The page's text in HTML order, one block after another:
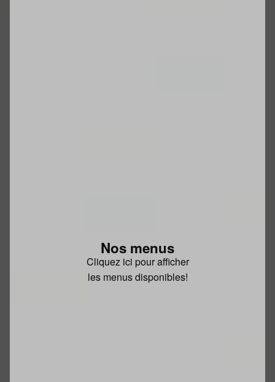
Nos menus
Cliquez ici pour afficher
les menus disponibles!